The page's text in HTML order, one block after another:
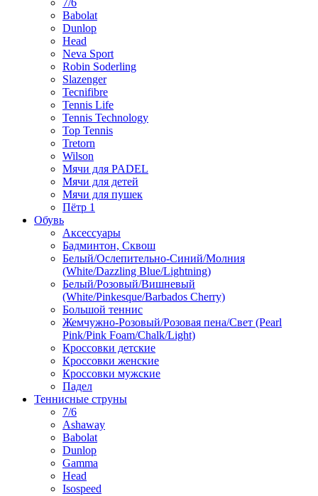
Babolat
Dunlop
Head
Neva Sport
Robin Soderling
Slazenger
Tecnifibre
Tennis Life
Tennis Technology
Top Tennis
Tretorn
Wilson
Мячи для PADEL
Мячи для детей
Мячи для пушек
Пётр 1
Обувь
Аксессуары
Бадминтон, Сквош
Белый/Ослепительно-Синий/Молния
(White/Dazzling Blue/Lightning)
Белый/Розовый/Вишневый
(White/Pinkesque/Barbados Cherry)
Большой теннис
Жемчужно-Розовый/Розовая пена/Свет (Pearl
Pink/Pink Foam/Chalk/Light)
Кроссовки детские
Кроссовки женские
Кроссовки мужские
Падел
Теннисные струны
7/6
Ashaway
Babolat
Dunlop
Gamma
Head
Isospeed